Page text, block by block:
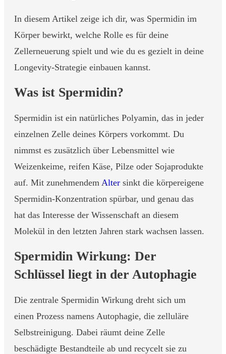
In diesem Artikel zeige ich dir, was Spermidin im
Körper bewirkt, welche Rolle es für deine
Zellerneuerung spielt und wie du es gezielt in deine
Longevity-Strategie einbauen kannst.
Was ist Spermidin?
Spermidin ist ein natürliches Polyamin, das in jeder
einzelnen Zelle deines Körpers vorkommt. Du
nimmst es zusätzlich über Lebensmittel wie
Weizenkeime, reifen Käse, Pilze oder Sojaprodukte
auf. Mit zunehmendem Alter sinkt die körpereigene
Spermidin-Konzentration spürbar, und genau das
hat das Interesse der Wissenschaft an diesem
Molekül in den letzten Jahren stark wachsen lassen.
Spermidin Wirkung: Der
Schlüssel liegt in der Autophagie
Die zentrale Spermidin Wirkung dreht sich um
einen Prozess namens Autophagie, die zelluläre
Selbstreinigung. Dabei räumt deine Zelle
beschädigte Bestandteile ab und recycelt sie zu